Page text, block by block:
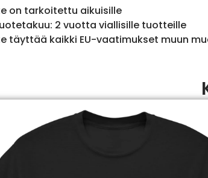
on tarkoitettu aikuisille
2 vuotta viallisille tuotteille
täyttää kaikki EU-vaatimukset muun